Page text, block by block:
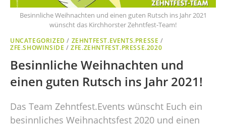
Besinnliche Weihnachten und einen guten Rutsch ins Jahr 2021
wünscht das Kirchhorster Zehntfest-Team!
UNCATEGORIZED / ZEHNTFEST.EVENTS.PRESSE /
ZFE.SHOWINSIDE /ZFE.ZEHNTFEST.PRESSE.2020
Besinnliche Weihnachten und
einen guten Rutsch ins Jahr 2021!
Das Team Zehntfest.Events wünscht Euch ein
besinnliches Weihnachtsfest 2020 und einen